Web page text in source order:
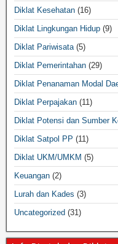
Diklat Kesehatan (16)
Diklat Lingkungan Hidup (9)
Diklat Pariwisata(5)
Diklat Pemerintahan (29)
Diklat Penanaman Modal
Diklat Perpajakan (11)
Diklat Potensi dan Sumber
Diklat Satpol PP (11)
Diklat UKM/UMKM (5)
Keuangan (2)
Lurah dan Kades (3)
Uncategorized (31)